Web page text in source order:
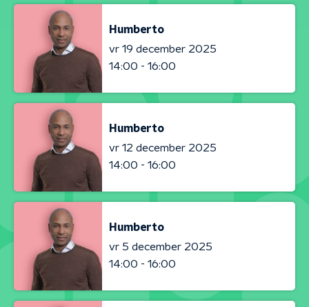
Humberto
vr 19 december 2025
14:00 - 16:00
Humberto
vr 12 december 2025
14:00 - 16:00
Humberto
vr 5 december 2025
14:00 - 16:00